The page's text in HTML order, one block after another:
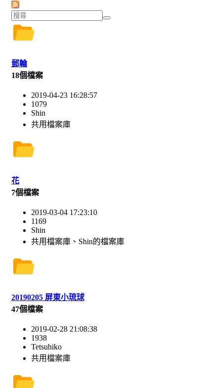
郵輪
18個檔案
2019-04-23 16:28:57
1079
Shin
共用檔案庫
花
7個檔案
2019-03-04 17:23:10
1169
Shin
共用檔案庫、Shin的檔案庫
20190205 屏東小琉球
47個檔案
2019-02-28 21:08:38
1938
Tetsuhiko
共用檔案庫